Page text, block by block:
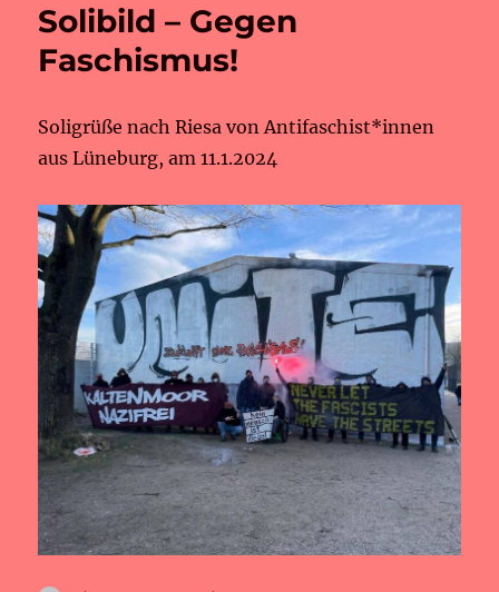
Solibild – Gegen
Faschismus!
Soligrüße nach Riesa von Antifaschist*innen
aus Lüneburg, am 11.1.2024